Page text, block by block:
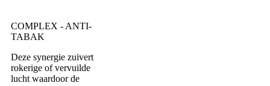
COMPLEX - ANTI-
TABAK
Deze synergie zuivert
rokerige of vervuilde
lucht waardoor de